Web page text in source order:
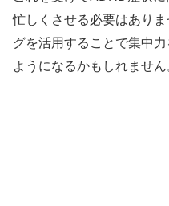
忙しくさせる必要はあり
グを活用することで集中
ようになるかもしれません